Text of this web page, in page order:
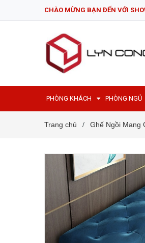
CHÀO MỪNG BẠN ĐẾN VỚI
PHÒNG KHÁCH PHÒNG NGỦ
Trang chủ / Ghế Ngồi Mang